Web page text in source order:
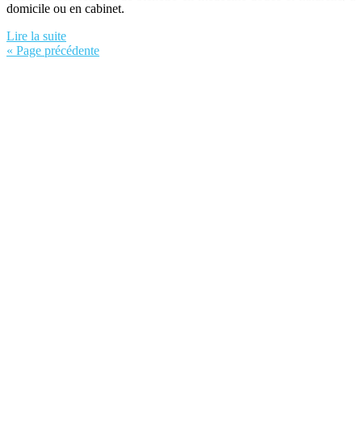
domicile ou en cabinet.
Lire la suite
« Page précédente